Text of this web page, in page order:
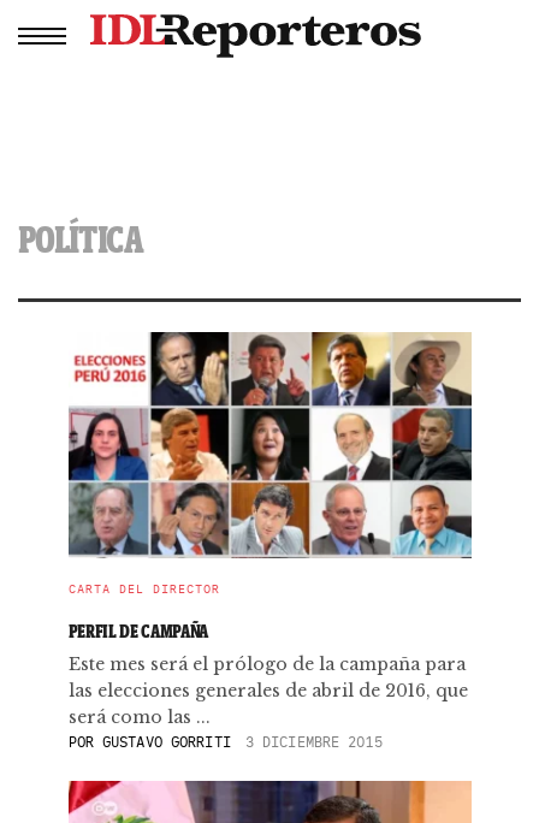
POLÍTICA
CARTA DEL DIRECTOR
PERFIL DE CAMPAÑA
Este mes será el prólogo de la campaña para
las elecciones generales de abril de 2016, que
será como las ...
POR GUSTAVO GORRITI 3 DICIEMBRE 2015